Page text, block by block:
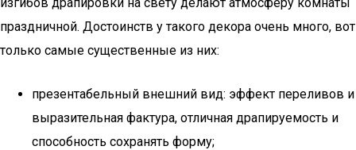
праздничной. Достоинств у такого декора очень много, вот
только самые существенные из них:
презентабельный внешний вид: эффект переливов и
выразительная фактура, отличная драпируемость и
способность сохранять форму;